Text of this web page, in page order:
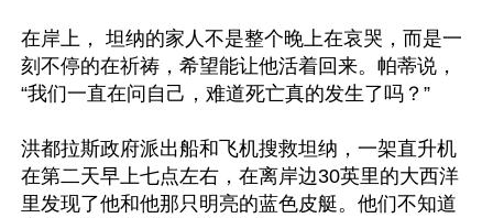
在岸上， 坦纳的家人不是整个晚上在哀哭，而是一
刻不停的在祈祷，希望能让他活着回来。帕蒂说，
“我们一直在问自己，难道死亡真的发生了吗？”
洪都拉斯政府派出船和飞机搜救坦纳，一架直升机
在第二天早上七点左右，在离岸边30英里的大西洋
里发现了他和他那只明亮的蓝色皮艇。他们不知道